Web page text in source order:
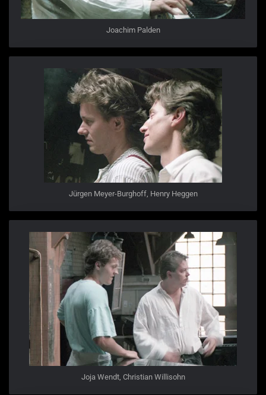
Joachim Palden
Jürgen Meyer-Burghoff, Henry Heggen
Joja Wendt, Christian Willisohn